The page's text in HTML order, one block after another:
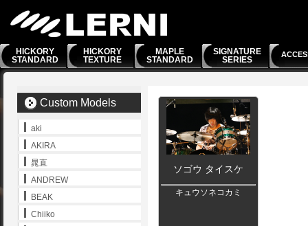
HICKORY
STANDARD
HICKORY
TEXTURE
MAPLE
STANDARD
SIGNATURE
SERIES
ソゴウ タイスケ
キュウソネコカミ
Custom Models
aki
AKIRA
晁直
ANDREW
BEAK
Chiiko